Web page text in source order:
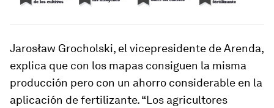
Jarosław Grocholski, el vicepresidente de Arenda,
explica que con los mapas consiguen la misma
producción pero con un ahorro considerable en la
aplicación de fertilizante. “Los agricultores